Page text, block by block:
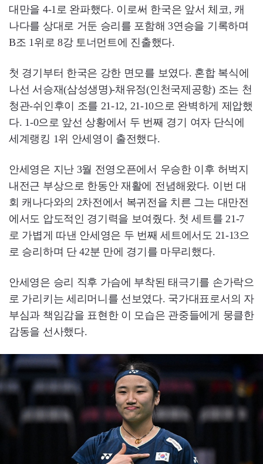
대만을 4-1로 완파했다. 이로써 한국은 앞서 체코, 캐
나다를 상대로 거둔 승리를 포함해 3연승을 기록하며
B조 1위로 8강 토너먼트에 진출했다.
첫 경기부터 한국은 강한 면모를 보였다. 혼합 복식에
나선 서승재(삼성생명)-채유정(인천국제공항) 조는 천
청관-쉬인후이 조를 21-12, 21-10으로 완벽하게 제압했
다. 1-0으로 앞선 상황에서 두 번째 경기 여자 단식에
세계랭킹 1위 안세영이 출전했다.
안세영은 지난 3월 전영오픈에서 우승한 이후 허벅지
내전근 부상으로 한동안 재활에 전념해왔다. 이번 대
회 캐나다와의 2차전에서 복귀전을 치른 그는 대만전
에서도 압도적인 경기력을 보여줬다. 첫 세트를 21-7
로 가볍게 따낸 안세영은 두 번째 세트에서도 21-13으
로 승리하며 단 42분 만에 경기를 마무리했다.
안세영은 승리 직후 가슴에 부착된 태극기를 손가락으
로 가리키는 세리머니를 선보였다. 국가대표로서의 자
부심과 책임감을 표현한 이 모습은 관중들에게 뭉클한
감동을 선사했다.